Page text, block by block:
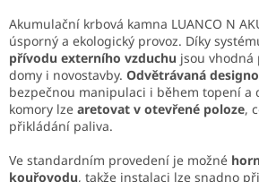
p
r
v
k
y
v
ý
i
s
Akumulační krbová kamna LUANCO N
úsporný a ekologický provoz. Díky
přívodu externího vzduchu jsou vhodná
domy i novostavby. Odvětrávaná
bezpečnou manipulaci i během topení a
komory lze aretovat v otevřené poloze,
přikládání paliva.
Ve standardním provedení je možné
kouřovodu, takže instalaci lze snadno